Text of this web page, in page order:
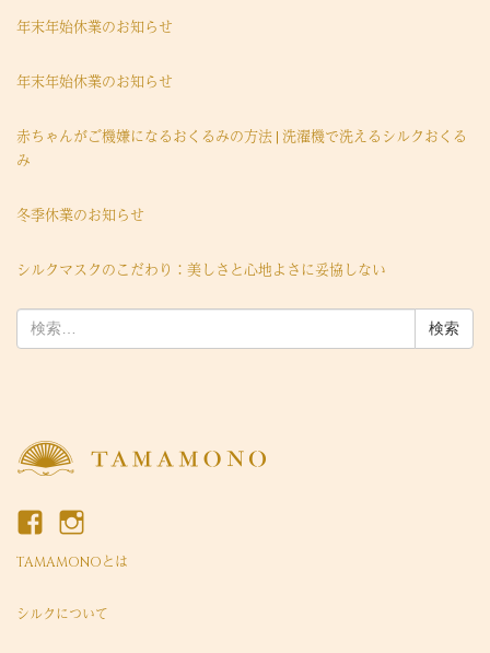
年末年始休業のお知らせ
年末年始休業のお知らせ
赤ちゃんがご機嫌になるおくるみの方法 | 洗濯機で洗えるシルクおくる
み
冬季休業のお知らせ
シルクマスクのこだわり：美しさと心地よさに妥協しない
索:
TAMAMONOとは
シルクについて